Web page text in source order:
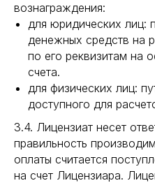
вознаграждения:
для юридических лиц:
денежных средств на
по его реквизитам на
счета.
для физических лиц:
доступного для
3.4. Лицензиат несет
правильность
оплаты считается
на счет Лицензиара.